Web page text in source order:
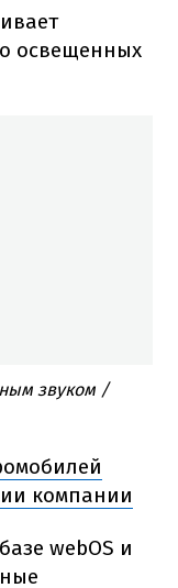
освещенных
звуком /
компании
webOS и